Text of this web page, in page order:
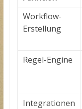
Workflow-
Erstellung
Regel-Engine
Integrationen